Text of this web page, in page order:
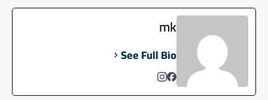
mk
See Full Bio